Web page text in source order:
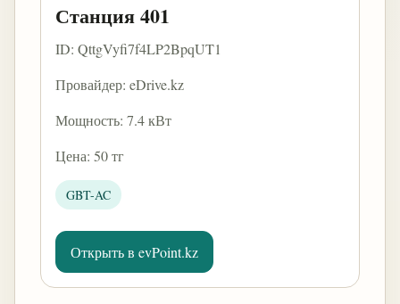
Станция 401
ID: QttgVyfi7f4LP2BpqUT1
Провайдер: eDrive.kz
Мощность: 7.4 кВт
Цена: 50 тг
GBT-AC
Открыть в evPoint.kz